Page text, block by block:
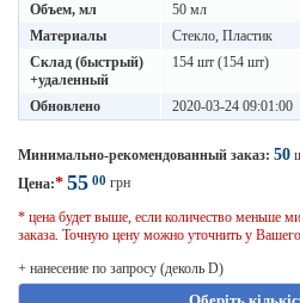
Объем, мл
50 мл
Материалы
Стекло, Пластик
Склад (быстрый)
+удаленный
154 шт (154 шт)
Обновлено 2020-03-24 09:01:00
Минимально-рекомендованный заказ: 50
Цена:* 55 00 грн
* цена будет выше, если количество меньше
заказа. Точную цену можно уточнить у
+ нанесение по запросу (деколь D)